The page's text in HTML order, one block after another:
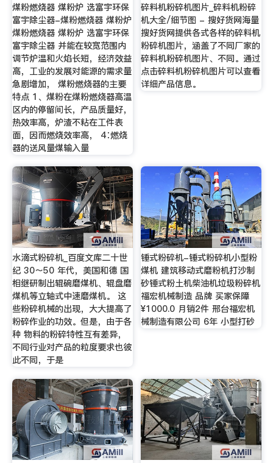
煤粉燃烧器 煤粉炉 选富宇环保
富宇除尘器-煤粉燃烧器 煤粉炉
煤粉燃烧器 煤粉炉 选富宇环保
富宇除尘器 并能在较宽范围内
调节炉温和火焰长短，经济效益
高，工业的发展对能源的需求量
急剧增加， 煤粉燃烧器的主要
特点 1、煤粉在煤粉燃烧器高温
区内的停留间长，产品质量好，
热效率高，炉渣不粘在工件表
面，因而燃烧效率高， 4∶燃烧
器的送风量煤输入量
碎料机粉碎机图片_碎料机粉碎
机大全/细节图 - 搜好货网海量
搜好货网提供各式各样的碎料机
粉碎机图片，涵盖了不同厂家的
碎料机粉碎机图片、不同。通过
点击碎料机粉碎机图片可以查看
详细产品信息。
水滴式粉碎机_百度文库二十世
纪 30～50 年代，美国和德 国
相继研制出辊碗磨煤机、辊盘磨
煤机等立轴式中速磨煤机。 这
些粉碎机械的出现，大大提高了
粉碎作业的功效。但是，由于各
种 物料的粉碎特性互有差异，
不同行业对产品的粒度要求也彼
此不同，于是
锤式粉碎机-锤式粉碎机小型粉
煤机 建筑移动式磨粉机打沙制
砂锤式粉土机柴油机垃圾粉碎机
福宏机械制造 品牌 买家保障
¥1000.0 月销2件 邢台福宏机
械制造有限公司 6年 小型打砂